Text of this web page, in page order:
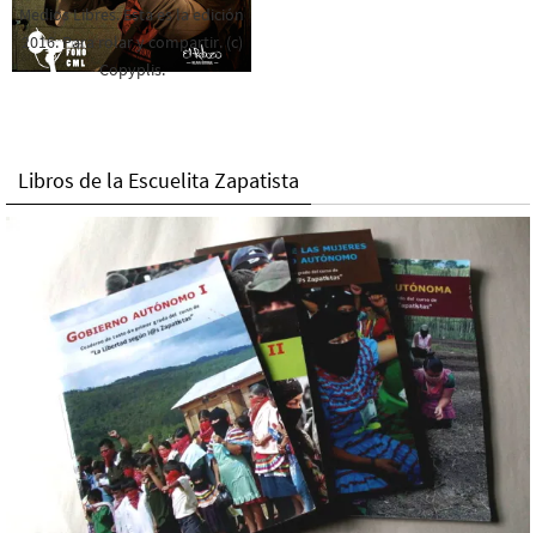
Medios Libres. Esta es la edición
2016. Para rolar y compartir. (c)
Copyplis.
Libros de la Escuelita Zapatista